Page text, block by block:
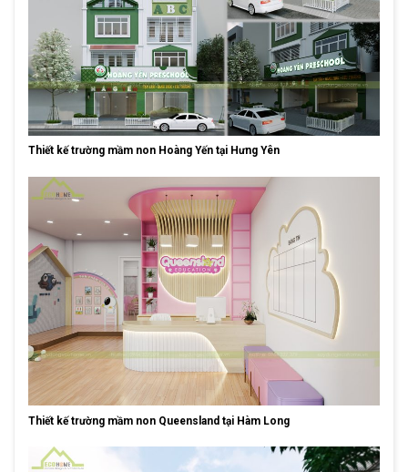
Thiết kế trường mầm non Hoàng Yến tại Hưng Yên
Thiết kế trường mầm non Queensland tại Hàm Long